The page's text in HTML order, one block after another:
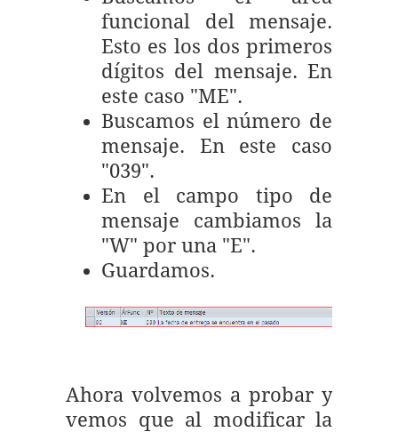
funcional del mensaje.
Esto es los dos primeros
dígitos del mensaje. En
este caso "ME".
Buscamos el número de
mensaje. En este caso
"039".
En el campo tipo de
mensaje cambiamos la
"W" por una "E".
Guardamos.
Ahora volvemos a probar y
vemos que al modificar la